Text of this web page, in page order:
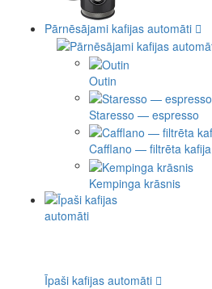
Pārnēsājami kafijas automāti
Outin
Staresso — espresso
Cafflano — filtrēta kafija
Kempinga krāsnis
Īpaši kafijas automāti